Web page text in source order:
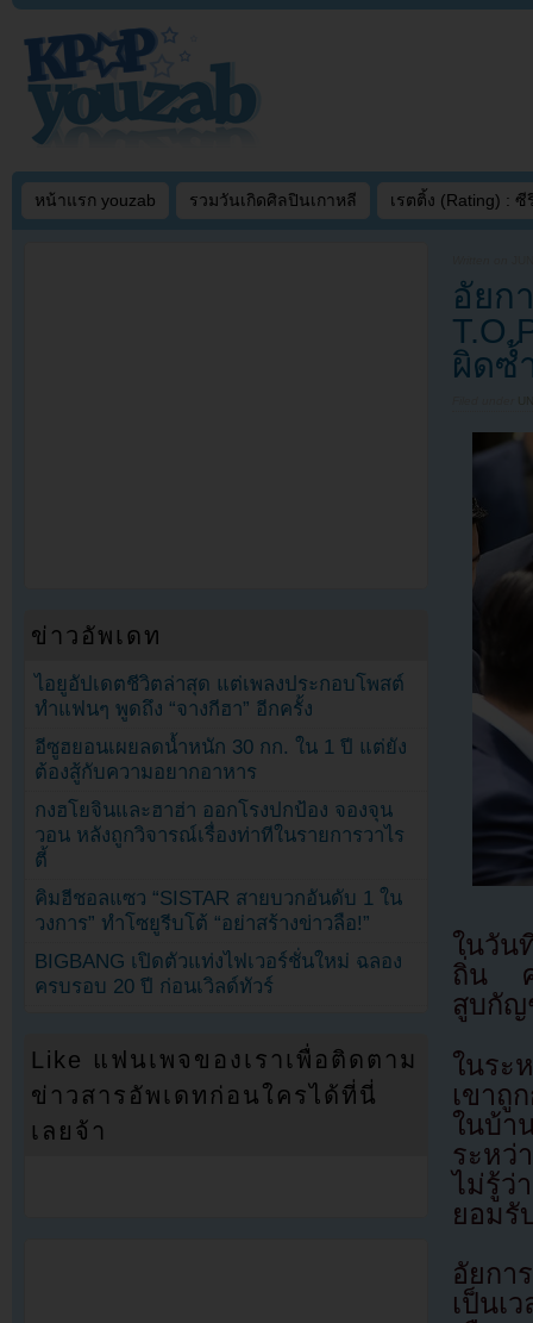
หน้าแรก youzab รวมวันเกิดศิลปินเกาหลี เรตติ้ง (Rating) : ซี
อัยก
ผิดซ้
ในวัน
ถิ่น ศ
สูบกัญ
ในระ
เขาถู
ในบ้า
ระหว่
ไม่รู้ว่
ยอมรั
อัยก
เป็นเ
ข่าวอัพเดท
ไอยูอัปเดตชีวิตล่าสุด แต่เพลงประกอบโพสต์
ทำแฟนๆ พูดถึง “จางกีฮา” อีกครั้ง
อีซูฮยอนเผยลดน้ำหนัก 30 กก. ใน 1 ปี แต่ยัง
ต้องสู้กับความอยากอาหาร
กงฮโยจินและฮาฮ่า ออกโรงปกป้อง จองจุน
วอน หลังถูกวิจารณ์เรื่องท่าทีในรายการวาไร
ตี้
คิมฮีชอลแซว “SISTAR สายบวกอันดับ 1 ใน
วงการ” ทำโซยูรีบโต้ “อย่าสร้างข่าวลือ!”
BIGBANG เปิดตัวแท่งไฟเวอร์ชั่นใหม่ ฉลอง
ครบรอบ 20 ปี ก่อนเวิลด์ทัวร์
Like แฟนเพจของเราเพื่อติดตาม
ข่าวสารอัพเดทก่อนใครได้ที่นี่
เลยจ้า